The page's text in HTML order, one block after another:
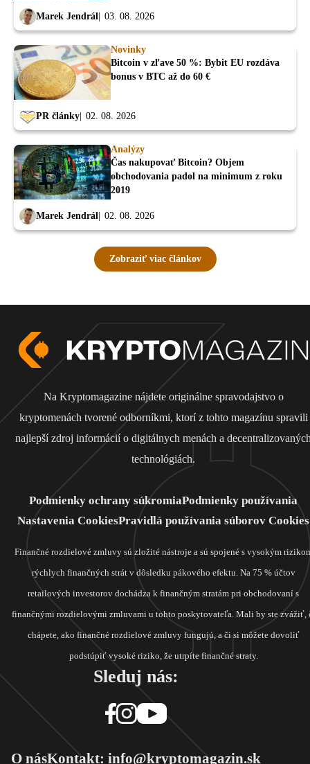
Marek Jendrál 03. 08. 2026
Novinky
Bitcoin v zľave 50 %: Bybit EU rozdáva
bonus v BTC až do 60 €
PR články 02. 08. 2026
Analýzy
Čas nakupovať Bitcoin? Objem
obchodovania padol na minimum z roku
2019
Marek Jendrál 02. 08. 2026
Zobraziť viac článkov
Na Kryptomagazine nájdete originálne spravodajstvo o
kryptomenách tvorené odborníkmi, ktorí z tohto magazínu spravili
najlepší zdroj informácií o digitálnych menách a
technológiách.
Podmienky ochrany súkromiaPodmienky používania
Nastavenia CookiesPravidlá používania súborov Cookies
Finančné rozdielové zmluvy sú zložité nástroje a sú spojené s vysokým
rýchlych finančných strát v dôsledku pákového efektu. Na 75 % účtov
retailových investorov dochádza k finančným stratám pri obchodovaní s
finančnými rozdielovými zmluvami u tohto poskytovateľa. Mali by ste zvážiť,
chápete, ako finančné rozdielové zmluvy fungujú, a či si môžete dovoliť
podstúpiť vysoké riziko, že utrpíte finančné straty.
Sleduj nás:
O násKontakt: info@kryptomagazin.sk